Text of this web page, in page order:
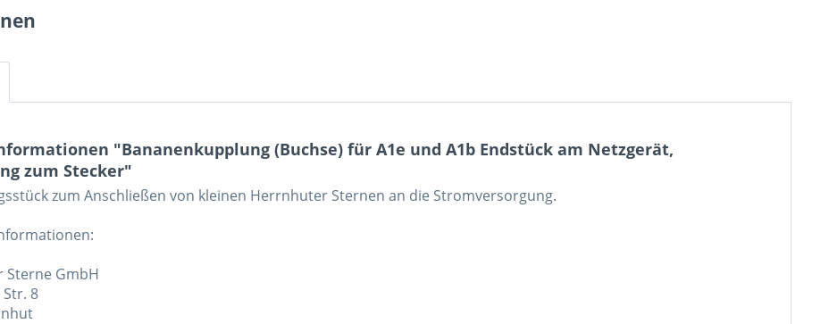
"Bananenkupplung (Buchse) für A1e und A1b Endstück am Netzgerät,
zum Stecker"
zum Anschließen von kleinen Herrnhuter Sternen an die Stromversorgung.
GmbH
8